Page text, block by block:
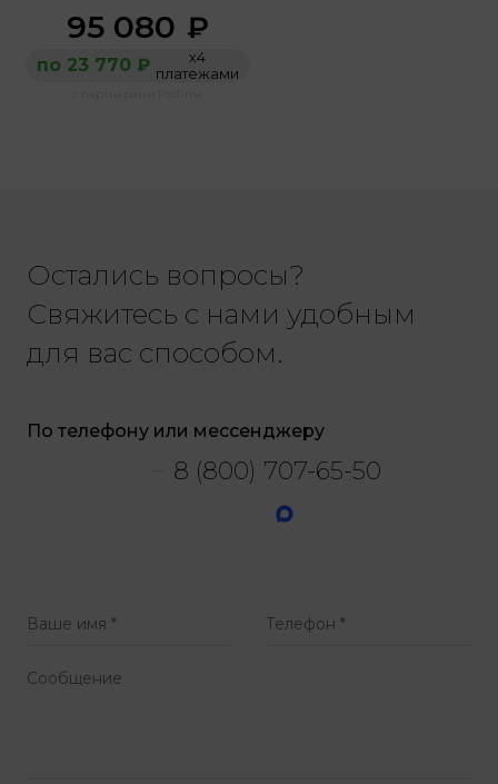
95 080 ₽
по 23 770 ₽
х4
платежами
Остались вопросы?
Свяжитесь с нами удобным
для вас способом.
По телефону или мессенджеру
8 (800) 707-65-50